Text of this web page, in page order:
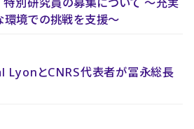
環境での挑戦を支援～
とCNRS代表者が冨永総長